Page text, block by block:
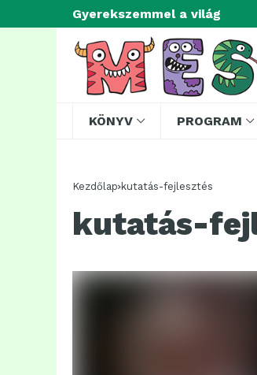
Gyerekszemmel a világ
KÖNYV PROGRAM
Kezdőlap kutatás-fejlesztés
kutatás-